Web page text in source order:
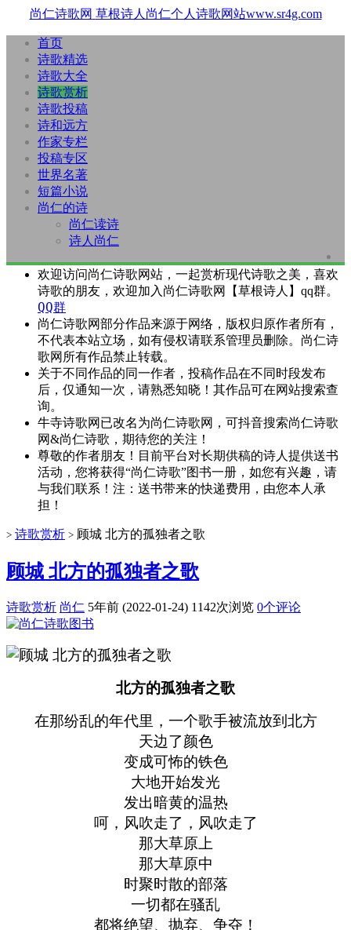
尚仁诗歌网 草根诗人尚仁个人诗歌网站www.sr4g.com
首页
诗歌精选
诗歌大全
诗歌赏析
诗歌投稿
诗和远方
作家专栏
投稿专区
世界名著
短篇小说
尚仁的诗
尚仁读诗
诗人尚仁
欢迎访问尚仁诗歌网站，一起赏析现代诗歌之美，喜欢
诗歌的朋友，欢迎加入尚仁诗歌网【草根诗人】qq群。
QQ群
尚仁诗歌网部分作品来源于网络，版权归原作者所有，
不代表本站立场，如有侵权请联系管理员删除。尚仁诗
歌网所有作品禁止转载。
关于不同作品的同一作者，投稿作品在不同时段发布
后，仅通知一次，请熟悉知晓！其作品可在网站搜索查
询。
牛寺诗歌网已改名为尚仁诗歌网，可抖音搜索尚仁诗歌
网&尚仁诗歌，期待您的关注！
尊敬的作者朋友！目前平台对长期供稿的诗人提供送书
活动，您将获得“尚仁诗歌”图书一册，如您有兴趣，请
与我们联系！注：送书带来的快递费用，由您本人承
担！
> 诗歌赏析 > 顾城 北方的孤独者之歌
顾城 北方的孤独者之歌
诗歌赏析 尚仁 5年前 (2022-01-24) 1142次浏览 0个评论
北方的孤独者之歌
在那纷乱的年代里，一个歌手被流放到北方
天边了颜色
变成可怖的铁色
大地开始发光
发出暗黄的温热
呵，风吹走了，风吹走了
那大草原上
那大草原中
时聚时散的部落
一切都在骚乱
都将绝望、抛弃、争夺！